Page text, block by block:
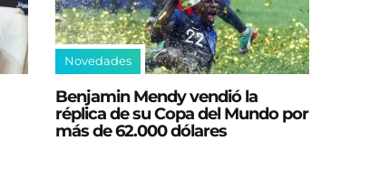
Novedades
Benjamin Mendy vendió la
réplica de su Copa del Mundo por
más de 62.000 dólares